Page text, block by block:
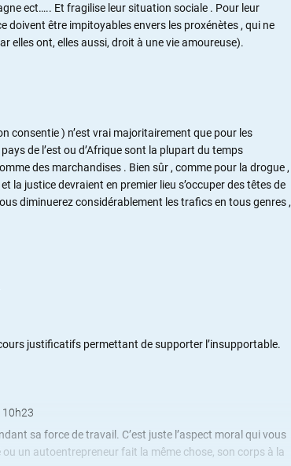
ect….. Et fragilise leur situation sociale . Pour leur
doivent être impitoyables envers les proxénètes , qui ne
elles ont, elles aussi, droit à une vie amoureuse).
consentie ) n’est vrai majoritairement que pour les
de l’est ou d’Afrique sont la plupart du temps
des marchandises . Bien sûr , comme pour la drogue ,
la justice devraient en premier lieu s’occuper des têtes de
diminuerez considérablement les trafics en tous genres ,
justificatifs permettant de supporter l’insupportable.
10h23
sa force de travail. C’est juste l’aspect moral qui vous
ou un autoentrepreneur fait la même chose, son corps à la